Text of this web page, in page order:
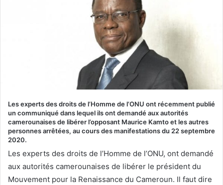
Les experts des droits de l’Homme de l’ONU ont récemment publié
un communiqué dans lequel ils ont demandé aux autorités
camerounaises de libérer l’opposant Maurice Kamto et les autres
personnes arrêtées, au cours des manifestations du 22 septembre
2020.
Les experts des droits de l’Homme de l’ONU, ont demandé
aux autorités camerounaises de libérer le président du
Mouvement pour la Renaissance du Cameroun. Il faut dire